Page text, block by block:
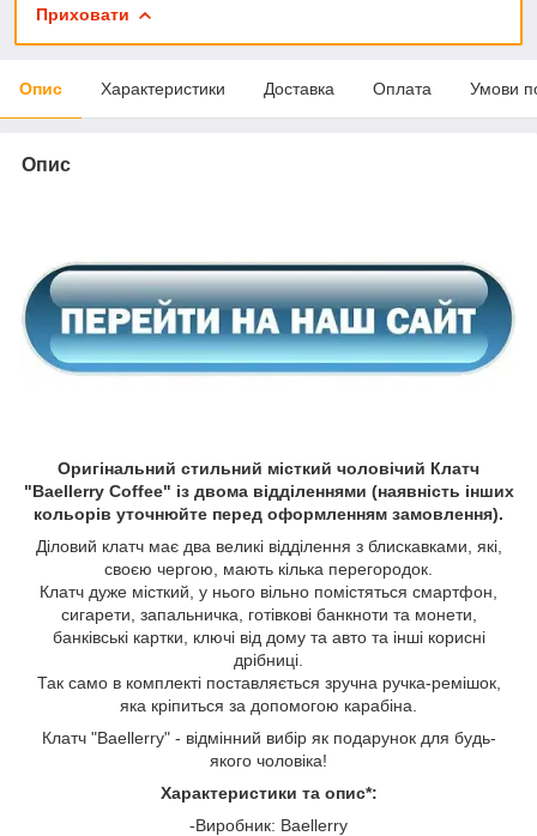
Приховати
Опис Характеристики Доставка Оплата Умови
Опис
Оригінальний стильний місткий чоловічий Клатч
"Baellerry Coffee" із двома відділеннями (наявність інших
кольорів уточнюйте перед оформленням замовлення).
Діловий клатч має два великі відділення з блискавками, які,
своєю чергою, мають кілька перегородок.
Клатч дуже місткий, у нього вільно помістяться смартфон,
сигарети, запальничка, готівкові банкноти та монети,
банківські картки, ключі від дому та авто та інші корисні
дрібниці.
Так само в комплекті поставляється зручна ручка-ремішок,
яка кріпиться за допомогою карабіна.
Клатч "Baellerry" - відмінний вибір як подарунок для будь-
якого чоловіка!
Характеристики та опис*:
-Виробник: Baellerry